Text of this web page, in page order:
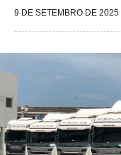
9 DE SETEMBRO DE 2025